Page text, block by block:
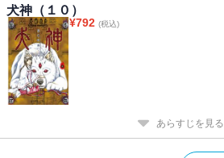
犬神（１０）
¥792 (税込)
あらすじを見る